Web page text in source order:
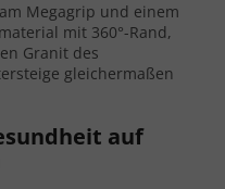
Megagrip und einem
mit 360°-Rand,
Granit des
gleichermaßen
auf